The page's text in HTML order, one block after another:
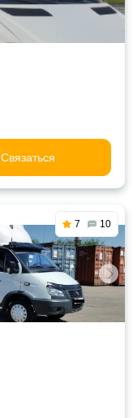
Связаться
7 10